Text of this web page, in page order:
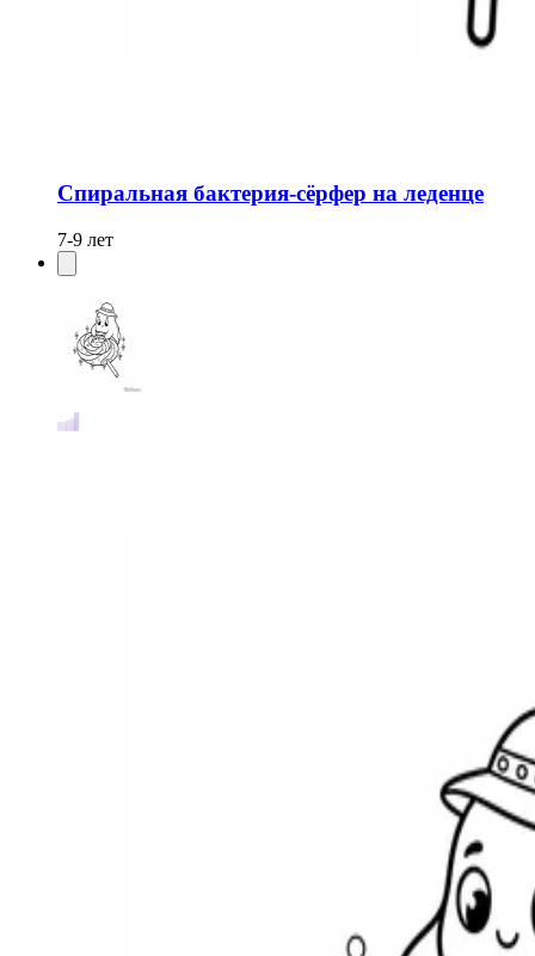
Спиральная бактерия-сёрфер на леденце
7-9 лет